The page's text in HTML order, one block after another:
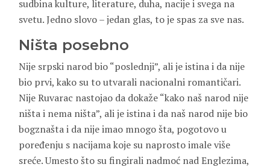
sudbina kulture, literature, duha, nacije i svega na
svetu. Jedno slovo – jedan glas, to je spas za sve nas.
Ništa posebno
Nije srpski narod bio “poslednji”, ali je istina i da nije
bio prvi, kako su to utvarali nacionalni romantičari.
Nije Ruvarac nastojao da dokaže “kako naš narod nije
ništa i nema ništa”, ali je istina i da naš narod nije bio
bogznašta i da nije imao mnogo šta, pogotovo u
poređenju s nacijama koje su naprosto imale više
sreće. Umesto što su fingirali nadmoć nad Englezima,